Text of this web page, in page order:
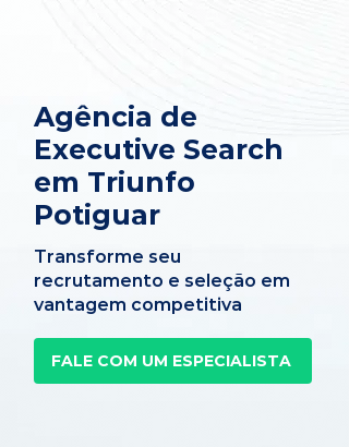
Agência de
Executive Search
em Triunfo
Potiguar
Transforme seu
recrutamento e seleção em
vantagem competitiva
FALE COM UM ESPECIALISTA